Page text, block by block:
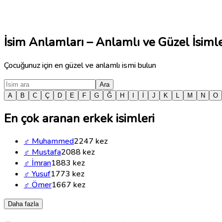
İsim Anlamları – Anlamlı ve Güzel
Çocuğunuz için en güzel ve anlamlı ismi bulun
Ara
A
B C Ç D E F G Ğ H I İ J K L M N O
En çok aranan erkek isimleri
♂Muhammed2247 kez
♂Mustafa2088 kez
♂İmran1883 kez
♂Yusuf1773 kez
♂Ömer1667 kez
Daha fazla